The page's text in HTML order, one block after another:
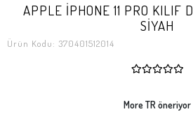
APPLE İPHONE 11 PRO KILIF
SİYAH
Ürün Kodu: 370401512014
More TR öneriyor